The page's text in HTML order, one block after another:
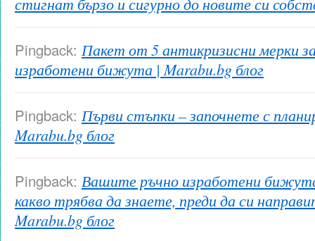
Pingback: Пакет от 5 антикризисни мерки
изработени бижута | Marabu.bg блог
Pingback: Първи стъпки – започнете с
Marabu.bg блог
Pingback: Вашите ръчно изработени
какво трябва да знаете, преди да си
Marabu.bg блог